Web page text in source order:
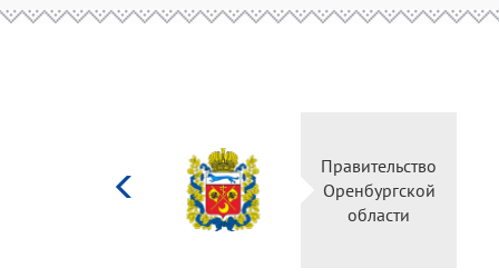
Правительство
Оренбургской
области